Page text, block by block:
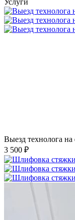
Выезд технолога
3 500 ₽